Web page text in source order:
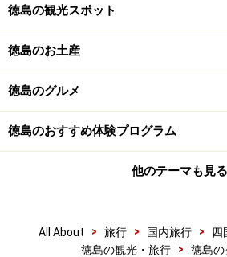
徳島の観光スポット
徳島のお土産
徳島のグルメ
徳島のおすすめ体験プログラム
他のテーマも見る
All About > 旅行 > 国内旅行 > 四
徳島の観光・旅行
> 徳島の